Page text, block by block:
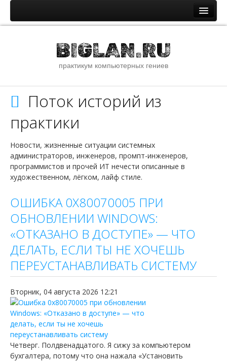
Новости и статьи
Новостная лента
Помощь специалистам IT
ОС семейства Windows
ОС семейства Unix
Сборник стандартных паролей
О сайте
Наши ссылки
Youtube канал сайта
Ютуб о крипто
Telegram
BIGLAN.RU
практикум компьютерных гениев
Поток историй из
практики
Новости, жизненные ситуации системных
администраторов, инженеров, промпт-инженеров,
программистов и прочей ИТ нечести описанные в
художественном, лёгком, лайф стиле.
ОШИБКА 0X80070005 ПРИ
ОБНОВЛЕНИИ WINDOWS:
«ОТКАЗАНО В ДОСТУПЕ» — ЧТО
ДЕЛАТЬ, ЕСЛИ ТЫ НЕ ХОЧЕШЬ
ПЕРЕУСТАНАВЛИВАТЬ СИСТЕМУ
Вторник, 04 августа 2026 12:21
Четверг. Полдвенадцатого. Я сижу за компьютером
бухгалтера, потому что она нажала «Установить